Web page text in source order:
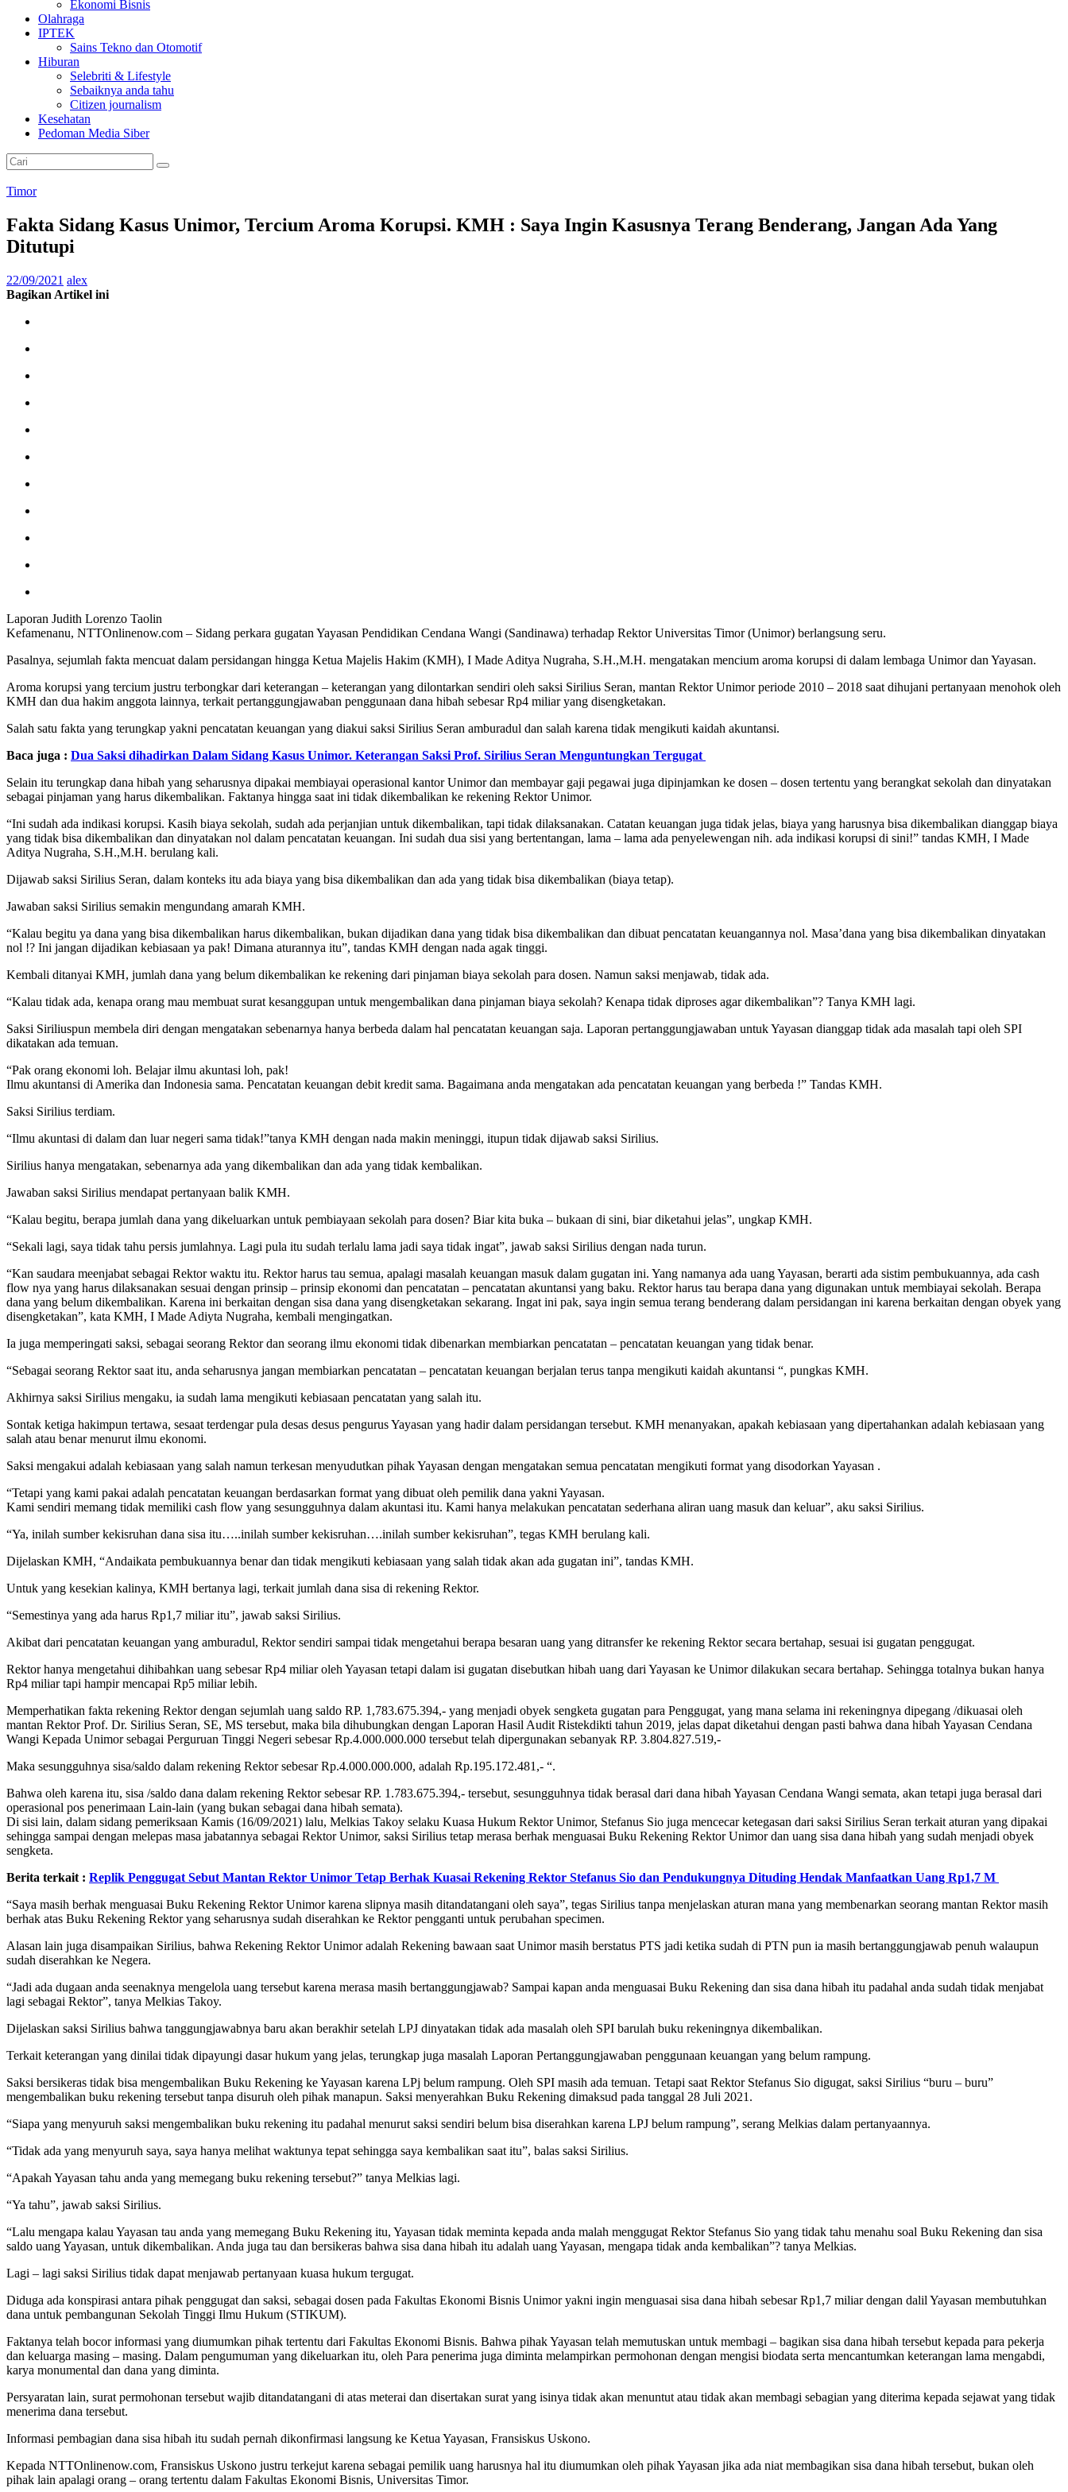
Ekonomi Bisnis
Olahraga
IPTEK
Sains Tekno dan Otomotif
Hiburan
Selebriti & Lifestyle
Sebaiknya anda tahu
Citizen journalism
Kesehatan
Pedoman Media Siber
Timor
Fakta Sidang Kasus Unimor, Tercium Aroma Korupsi. KMH : Saya Ingin Kasusnya Terang Benderang, Jangan Ada Yang
Ditutupi
22/09/2021 alex
Bagikan Artikel ini
Laporan Judith Lorenzo Taolin
Kefamenanu, NTTOnlinenow.com – Sidang perkara gugatan Yayasan Pendidikan Cendana Wangi (Sandinawa) terhadap Rektor Universitas Timor (Unimor) berlangsung seru.
Pasalnya, sejumlah fakta mencuat dalam persidangan hingga Ketua Majelis Hakim (KMH), I Made Aditya Nugraha, S.H.,M.H. mengatakan mencium aroma korupsi di dalam lembaga Unimor dan Yayasan.
Aroma korupsi yang tercium justru terbongkar dari keterangan – keterangan yang dilontarkan sendiri oleh saksi Sirilius Seran, mantan Rektor Unimor periode 2010 – 2018 saat dihujani pertanyaan menohok oleh
KMH dan dua hakim anggota lainnya, terkait pertanggungjawaban penggunaan dana hibah sebesar Rp4 miliar yang disengketakan.
Salah satu fakta yang terungkap yakni pencatatan keuangan yang diakui saksi Sirilius Seran amburadul dan salah karena tidak mengikuti kaidah akuntansi.
Baca juga : Dua Saksi dihadirkan Dalam Sidang Kasus Unimor. Keterangan Saksi Prof. Sirilius Seran Menguntungkan Tergugat
Selain itu terungkap dana hibah yang seharusnya dipakai membiayai operasional kantor Unimor dan membayar gaji pegawai juga dipinjamkan ke dosen – dosen tertentu yang berangkat sekolah dan dinyatakan
sebagai pinjaman yang harus dikembalikan. Faktanya hingga saat ini tidak dikembalikan ke rekening Rektor Unimor.
“Ini sudah ada indikasi korupsi. Kasih biaya sekolah, sudah ada perjanjian untuk dikembalikan, tapi tidak dilaksanakan. Catatan keuangan juga tidak jelas, biaya yang harusnya bisa dikembalikan dianggap biaya
yang tidak bisa dikembalikan dan dinyatakan nol dalam pencatatan keuangan. Ini sudah dua sisi yang bertentangan, lama – lama ada penyelewengan nih. ada indikasi korupsi di sini!” tandas KMH, I Made
Aditya Nugraha, S.H.,M.H. berulang kali.
Dijawab saksi Sirilius Seran, dalam konteks itu ada biaya yang bisa dikembalikan dan ada yang tidak bisa dikembalikan (biaya tetap).
Jawaban saksi Sirilius semakin mengundang amarah KMH.
“Kalau begitu ya dana yang bisa dikembalikan harus dikembalikan, bukan dijadikan dana yang tidak bisa dikembalikan dan dibuat pencatatan keuangannya nol. Masa’dana yang bisa dikembalikan dinyatakan
nol !? Ini jangan dijadikan kebiasaan ya pak! Dimana aturannya itu”, tandas KMH dengan nada agak tinggi.
Kembali ditanyai KMH, jumlah dana yang belum dikembalikan ke rekening dari pinjaman biaya sekolah para dosen. Namun saksi menjawab, tidak ada.
“Kalau tidak ada, kenapa orang mau membuat surat kesanggupan untuk mengembalikan dana pinjaman biaya sekolah? Kenapa tidak diproses agar dikembalikan”? Tanya KMH lagi.
Saksi Siriliuspun membela diri dengan mengatakan sebenarnya hanya berbeda dalam hal pencatatan keuangan saja. Laporan pertanggungjawaban untuk Yayasan dianggap tidak ada masalah tapi oleh SPI
dikatakan ada temuan.
“Pak orang ekonomi loh. Belajar ilmu akuntasi loh, pak!
Ilmu akuntansi di Amerika dan Indonesia sama. Pencatatan keuangan debit kredit sama. Bagaimana anda mengatakan ada pencatatan keuangan yang berbeda !” Tandas KMH.
Saksi Sirilius terdiam.
“Ilmu akuntasi di dalam dan luar negeri sama tidak!”tanya KMH dengan nada makin meninggi, itupun tidak dijawab saksi Sirilius.
Sirilius hanya mengatakan, sebenarnya ada yang dikembalikan dan ada yang tidak kembalikan.
Jawaban saksi Sirilius mendapat pertanyaan balik KMH.
“Kalau begitu, berapa jumlah dana yang dikeluarkan untuk pembiayaan sekolah para dosen? Biar kita buka – bukaan di sini, biar diketahui jelas”, ungkap KMH.
“Sekali lagi, saya tidak tahu persis jumlahnya. Lagi pula itu sudah terlalu lama jadi saya tidak ingat”, jawab saksi Sirilius dengan nada turun.
“Kan saudara meenjabat sebagai Rektor waktu itu. Rektor harus tau semua, apalagi masalah keuangan masuk dalam gugatan ini. Yang namanya ada uang Yayasan, berarti ada sistim pembukuannya, ada cash
flow nya yang harus dilaksanakan sesuai dengan prinsip – prinsip ekonomi dan pencatatan – pencatatan akuntansi yang baku. Rektor harus tau berapa dana yang digunakan untuk membiayai sekolah. Berapa
dana yang belum dikembalikan. Karena ini berkaitan dengan sisa dana yang disengketakan sekarang. Ingat ini pak, saya ingin semua terang benderang dalam persidangan ini karena berkaitan dengan obyek yang
disengketakan”, kata KMH, I Made Adiyta Nugraha, kembali mengingatkan.
Ia juga memperingati saksi, sebagai seorang Rektor dan seorang ilmu ekonomi tidak dibenarkan membiarkan pencatatan – pencatatan keuangan yang tidak benar.
“Sebagai seorang Rektor saat itu, anda seharusnya jangan membiarkan pencatatan – pencatatan keuangan berjalan terus tanpa mengikuti kaidah akuntansi “, pungkas KMH.
Akhirnya saksi Sirilius mengaku, ia sudah lama mengikuti kebiasaan pencatatan yang salah itu.
Sontak ketiga hakimpun tertawa, sesaat terdengar pula desas desus pengurus Yayasan yang hadir dalam persidangan tersebut. KMH menanyakan, apakah kebiasaan yang dipertahankan adalah kebiasaan yang
salah atau benar menurut ilmu ekonomi.
Saksi mengakui adalah kebiasaan yang salah namun terkesan menyudutkan pihak Yayasan dengan mengatakan semua pencatatan mengikuti format yang disodorkan Yayasan .
“Tetapi yang kami pakai adalah pencatatan keuangan berdasarkan format yang dibuat oleh pemilik dana yakni Yayasan.
Kami sendiri memang tidak memiliki cash flow yang sesungguhnya dalam akuntasi itu. Kami hanya melakukan pencatatan sederhana aliran uang masuk dan keluar”, aku saksi Sirilius.
“Ya, inilah sumber kekisruhan dana sisa itu…..inilah sumber kekisruhan….inilah sumber kekisruhan”, tegas KMH berulang kali.
Dijelaskan KMH, “Andaikata pembukuannya benar dan tidak mengikuti kebiasaan yang salah tidak akan ada gugatan ini”, tandas KMH.
Untuk yang kesekian kalinya, KMH bertanya lagi, terkait jumlah dana sisa di rekening Rektor.
“Semestinya yang ada harus Rp1,7 miliar itu”, jawab saksi Sirilius.
Akibat dari pencatatan keuangan yang amburadul, Rektor sendiri sampai tidak mengetahui berapa besaran uang yang ditransfer ke rekening Rektor secara bertahap, sesuai isi gugatan penggugat.
Rektor hanya mengetahui dihibahkan uang sebesar Rp4 miliar oleh Yayasan tetapi dalam isi gugatan disebutkan hibah uang dari Yayasan ke Unimor dilakukan secara bertahap. Sehingga totalnya bukan hanya
Rp4 miliar tapi hampir mencapai Rp5 miliar lebih.
Memperhatikan fakta rekening Rektor dengan sejumlah uang saldo RP. 1,783.675.394,- yang menjadi obyek sengketa gugatan para Penggugat, yang mana selama ini rekeningnya dipegang /dikuasai oleh
mantan Rektor Prof. Dr. Sirilius Seran, SE, MS tersebut, maka bila dihubungkan dengan Laporan Hasil Audit Ristekdikti tahun 2019, jelas dapat diketahui dengan pasti bahwa dana hibah Yayasan Cendana
Wangi Kepada Unimor sebagai Perguruan Tinggi Negeri sebesar Rp.4.000.000.000 tersebut telah dipergunakan sebanyak RP. 3.804.827.519,-
Maka sesungguhnya sisa/saldo dalam rekening Rektor sebesar Rp.4.000.000.000, adalah Rp.195.172.481,- “.
Bahwa oleh karena itu, sisa /saldo dana dalam rekening Rektor sebesar RP. 1.783.675.394,- tersebut, sesungguhnya tidak berasal dari dana hibah Yayasan Cendana Wangi semata, akan tetapi juga berasal dari
operasional pos penerimaan Lain-lain (yang bukan sebagai dana hibah semata).
Di sisi lain, dalam sidang pemeriksaan Kamis (16/09/2021) lalu, Melkias Takoy selaku Kuasa Hukum Rektor Unimor, Stefanus Sio juga mencecar ketegasan dari saksi Sirilius Seran terkait aturan yang dipakai
sehingga sampai dengan melepas masa jabatannya sebagai Rektor Unimor, saksi Sirilius tetap merasa berhak menguasai Buku Rekening Rektor Unimor dan uang sisa dana hibah yang sudah menjadi obyek
sengketa.
Berita terkait : Replik Penggugat Sebut Mantan Rektor Unimor Tetap Berhak Kuasai Rekening Rektor Stefanus Sio dan Pendukungnya Dituding Hendak Manfaatkan Uang Rp1,7 M
“Saya masih berhak menguasai Buku Rekening Rektor Unimor karena slipnya masih ditandatangani oleh saya”, tegas Sirilius tanpa menjelaskan aturan mana yang membenarkan seorang mantan Rektor masih
berhak atas Buku Rekening Rektor yang seharusnya sudah diserahkan ke Rektor pengganti untuk perubahan specimen.
Alasan lain juga disampaikan Sirilius, bahwa Rekening Rektor Unimor adalah Rekening bawaan saat Unimor masih berstatus PTS jadi ketika sudah di PTN pun ia masih bertanggungjawab penuh walaupun
sudah diserahkan ke Negera.
“Jadi ada dugaan anda seenaknya mengelola uang tersebut karena merasa masih bertanggungjawab? Sampai kapan anda menguasai Buku Rekening dan sisa dana hibah itu padahal anda sudah tidak menjabat
lagi sebagai Rektor”, tanya Melkias Takoy.
Dijelaskan saksi Sirilius bahwa tanggungjawabnya baru akan berakhir setelah LPJ dinyatakan tidak ada masalah oleh SPI barulah buku rekeningnya dikembalikan.
Terkait keterangan yang dinilai tidak dipayungi dasar hukum yang jelas, terungkap juga masalah Laporan Pertanggungjawaban penggunaan keuangan yang belum rampung.
Saksi bersikeras tidak bisa mengembalikan Buku Rekening ke Yayasan karena LPj belum rampung. Oleh SPI masih ada temuan. Tetapi saat Rektor Stefanus Sio digugat, saksi Sirilius “buru – buru”
mengembalikan buku rekening tersebut tanpa disuruh oleh pihak manapun. Saksi menyerahkan Buku Rekening dimaksud pada tanggal 28 Juli 2021.
“Siapa yang menyuruh saksi mengembalikan buku rekening itu padahal menurut saksi sendiri belum bisa diserahkan karena LPJ belum rampung”, serang Melkias dalam pertanyaannya.
“Tidak ada yang menyuruh saya, saya hanya melihat waktunya tepat sehingga saya kembalikan saat itu”, balas saksi Sirilius.
“Apakah Yayasan tahu anda yang memegang buku rekening tersebut?” tanya Melkias lagi.
“Ya tahu”, jawab saksi Sirilius.
“Lalu mengapa kalau Yayasan tau anda yang memegang Buku Rekening itu, Yayasan tidak meminta kepada anda malah menggugat Rektor Stefanus Sio yang tidak tahu menahu soal Buku Rekening dan sisa
saldo uang Yayasan, untuk dikembalikan. Anda juga tau dan bersikeras bahwa sisa dana hibah itu adalah uang Yayasan, mengapa tidak anda kembalikan”? tanya Melkias.
Lagi – lagi saksi Sirilius tidak dapat menjawab pertanyaan kuasa hukum tergugat.
Diduga ada konspirasi antara pihak penggugat dan saksi, sebagai dosen pada Fakultas Ekonomi Bisnis Unimor yakni ingin menguasai sisa dana hibah sebesar Rp1,7 miliar dengan dalil Yayasan membutuhkan
dana untuk pembangunan Sekolah Tinggi Ilmu Hukum (STIKUM).
Faktanya telah bocor informasi yang diumumkan pihak tertentu dari Fakultas Ekonomi Bisnis. Bahwa pihak Yayasan telah memutuskan untuk membagi – bagikan sisa dana hibah tersebut kepada para pekerja
dan keluarga masing – masing. Dalam pengumuman yang dikeluarkan itu, oleh Para penerima juga diminta melampirkan permohonan dengan mengisi biodata serta mencantumkan keterangan lama mengabdi,
karya monumental dan dana yang diminta.
Persyaratan lain, surat permohonan tersebut wajib ditandatangani di atas meterai dan disertakan surat yang isinya tidak akan menuntut atau tidak akan membagi sebagian yang diterima kepada sejawat yang tidak
menerima dana tersebut.
Informasi pembagian dana sisa hibah itu sudah pernah dikonfirmasi langsung ke Ketua Yayasan, Fransiskus Uskono.
Kepada NTTOnlinenow.com, Fransiskus Uskono justru terkejut karena sebagai pemilik uang harusnya hal itu diumumkan oleh pihak Yayasan jika ada niat membagikan sisa dana hibah tersebut, bukan oleh
pihak lain apalagi orang – orang tertentu dalam Fakultas Ekonomi Bisnis, Universitas Timor.